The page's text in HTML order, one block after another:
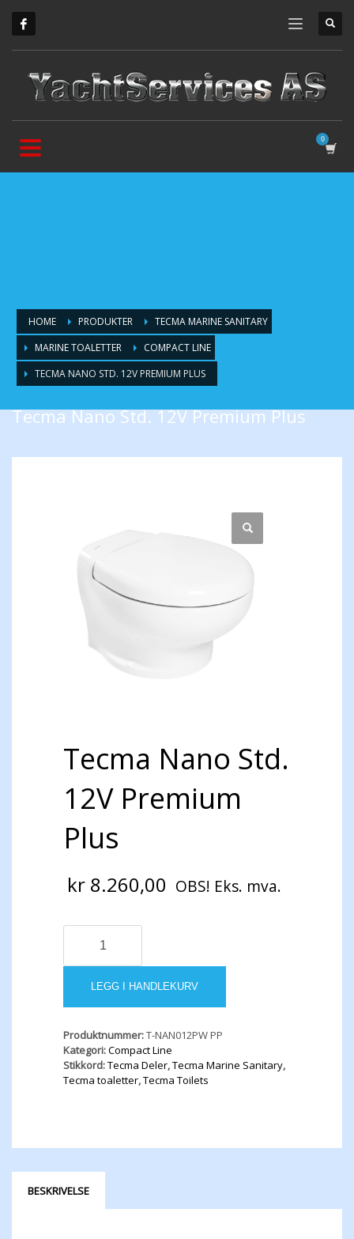
HOME PRODUKTER
TECMA MARINE SANITARY
MARINE TOALETTER
COMPACT LINE
TECMA NANO STD. 12V PREMIUM PLUS
Tecma Nano Std. 12V Premium Plus
Tecma Nano Std.
12V Premium
Plus
kr 8.260,00 OBS! Eks. mva.
Tecma
Std.
Premium
Plus
LEGG I HANDLEKURV
Produktnummer:T-NAN012PW PP
Kategori:Compact Line
Stikkord:Tecma Deler,Tecma Marine Sanitary,
Tecma toaletter,Tecma Toilets
BESKRIVELSE